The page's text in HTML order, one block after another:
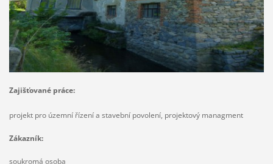
Zajišťované práce:
projekt pro územní řízení a stavební povolení, projektový managment
Zákazník:
soukromá osoba